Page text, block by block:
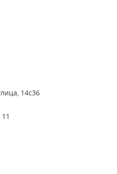
14с36